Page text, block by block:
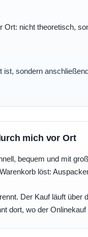
nicht theoretisch,
sondern
mich vor Ort
bequem und mit
löst:
Der Kauf läuft
dort, wo der Onlinekauf